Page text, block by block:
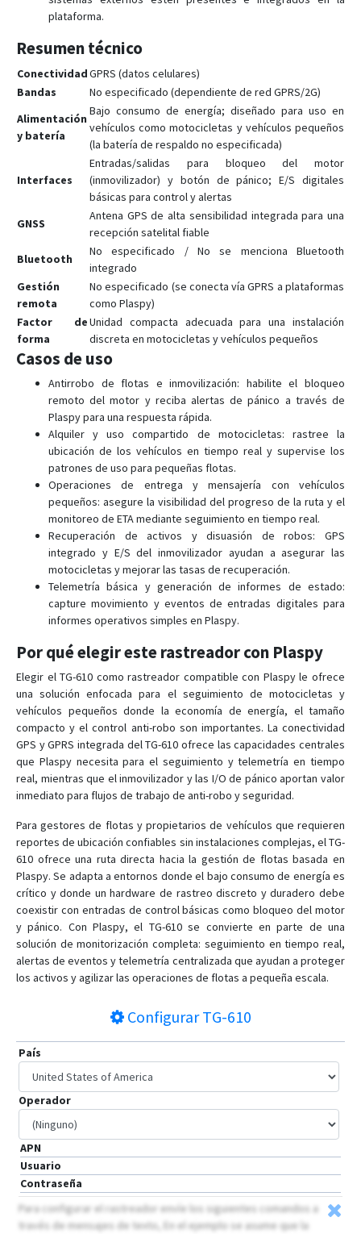
plataforma.
Resumen técnico
ConectividadGPRS (datos celulares)
Bandas
No especificado (dependiente de red GPRS/2G)
Alimentación
y batería
Bajo consumo de energía; diseñado para uso en
vehículos como motocicletas y vehículos pequeños
(la batería de respaldo no especificada)
Interfaces
Entradas/salidas para bloqueo del motor
(inmovilizador) y botón de pánico; E/S digitales
básicas para control y alertas
GNSS
Antena GPS de alta sensibilidad integrada para una
recepción satelital fiable
Bluetooth
No especificado / No se menciona Bluetooth
integrado
Gestión
remota
No especificado (se conecta vía GPRS a plataformas
como Plaspy)
Factor de
forma
Unidad compacta adecuada para una instalación
discreta en motocicletas y vehículos pequeños
Casos de uso
Antirrobo de flotas e inmovilización: habilite el bloqueo
remoto del motor y reciba alertas de pánico a través de
Plaspy para una respuesta rápida.
Alquiler y uso compartido de motocicletas: rastree la
ubicación de los vehículos en tiempo real y supervise los
patrones de uso para pequeñas flotas.
Operaciones de entrega y mensajería con vehículos
pequeños: asegure la visibilidad del progreso de la ruta y el
monitoreo de ETA mediante seguimiento en tiempo real.
Recuperación de activos y disuasión de robos: GPS
integrado y E/S del inmovilizador ayudan a asegurar las
motocicletas y mejorar las tasas de recuperación.
Telemetría básica y generación de informes de estado:
capture movimiento y eventos de entradas digitales para
informes operativos simples en Plaspy.
Por qué elegir este rastreador con Plaspy
Elegir el TG-610 como rastreador compatible con Plaspy le ofrece
una solución enfocada para el seguimiento de motocicletas y
vehículos pequeños donde la economía de energía, el tamaño
compacto y el control anti-robo son importantes. La conectividad
GPS y GPRS integrada del TG-610 ofrece las capacidades centrales
que Plaspy necesita para el seguimiento y telemetría en tiempo
real, mientras que el inmovilizador y las I/O de pánico aportan valor
inmediato para flujos de trabajo de anti-robo y seguridad.
Para gestores de flotas y propietarios de vehículos que requieren
reportes de ubicación confiables sin instalaciones complejas, el TG-
610 ofrece una ruta directa hacia la gestión de flotas basada en
Plaspy. Se adapta a entornos donde el bajo consumo de energía es
crítico y donde un hardware de rastreo discreto y duradero debe
coexistir con entradas de control básicas como bloqueo del motor
y pánico. Con Plaspy, el TG-610 se convierte en parte de una
solución de monitorización completa: seguimiento en tiempo real,
alertas de eventos y telemetría centralizada que ayudan a proteger
los activos y agilizar las operaciones de flotas a pequeña escala.
ConfigurarTG-610
País
Operador
APN
Usuario
Contraseña
Para configurar el rastreador envíe los siguientes comandos a
través de mensajes de texto, En el ejemplo se asume que la